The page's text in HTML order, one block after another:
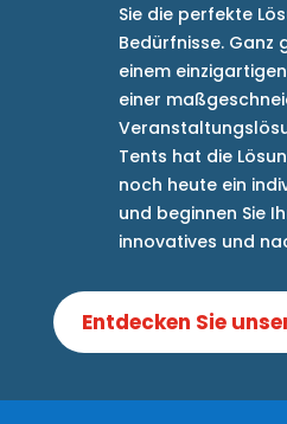
Sie die perfekte
Bedürfnisse. Ganz
einem
einer
Tents hat die
noch heute ein
und beginnen Sie
innovatives und
Entdecken Sie